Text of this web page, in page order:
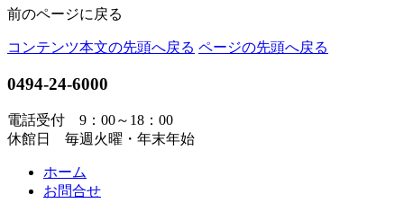
前のページに戻る
コンテンツ本文の先頭へ戻る ページの先頭へ戻る
0494-24-6000
電話受付 9：00～18：00
休館日 毎週火曜・年末年始
ホーム
お問合せ